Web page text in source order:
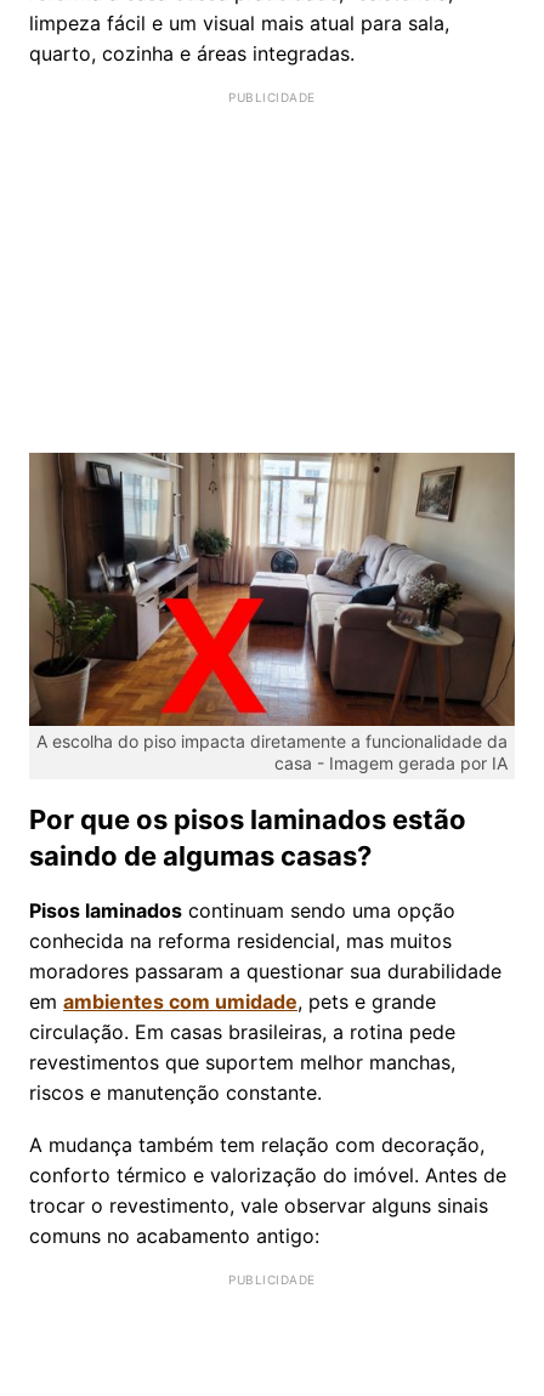
limpeza fácil e um visual mais atual para sala,
quarto, cozinha e áreas integradas.
A escolha do piso impacta diretamente a funcionalidade da
casa - Imagem gerada por IA
Por que os pisos laminados estão
saindo de algumas casas?
Pisos laminados continuam sendo uma opção
conhecida na reforma residencial, mas muitos
moradores passaram a questionar sua durabilidade
em ambientes com umidade, pets e grande
circulação. Em casas brasileiras, a rotina pede
revestimentos que suportem melhor manchas,
riscos e manutenção constante.
A mudança também tem relação com decoração,
conforto térmico e valorização do imóvel. Antes de
trocar o revestimento, vale observar alguns sinais
comuns no acabamento antigo: